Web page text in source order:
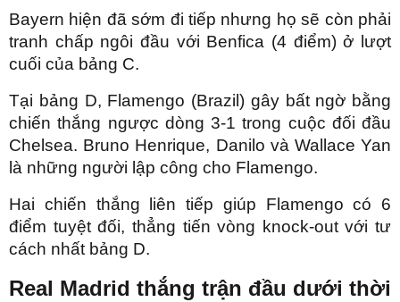
Bayern hiện đã sớm đi tiếp nhưng họ sẽ còn phải
tranh chấp ngôi đầu với Benfica (4 điểm) ở lượt
cuối của bảng C.
Tại bảng D, Flamengo (Brazil) gây bất ngờ bằng
chiến thắng ngược dòng 3-1 trong cuộc đối đầu
Chelsea. Bruno Henrique, Danilo và Wallace Yan
là những người lập công cho Flamengo.
Hai chiến thắng liên tiếp giúp Flamengo có 6
điểm tuyệt đối, thẳng tiến vòng knock-out với tư
cách nhất bảng D.
Real Madrid thắng trận đầu dưới thời